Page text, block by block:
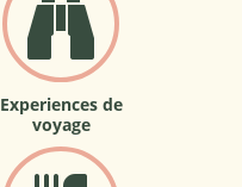
Experiences de
voyage